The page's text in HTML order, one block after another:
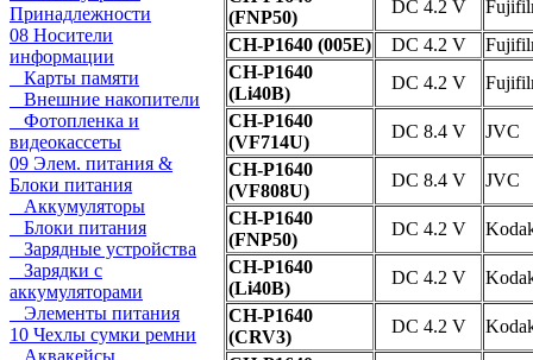
Принадлежности
08 Носители
информации
Карты памяти
Внешние накопители
Фотопленка и
видеокассеты
09 Элем. питания &
Блоки питания
Аккумуляторы
Блоки питания
Зарядные устройства
Зарядки с
аккумуляторами
Элементы питания
10 Чехлы сумки ремни
Аквакейсы
(FNP50)
DC 4.2 V
CH-P1640 (005E)
DC 4.2 V
CH-P1640
(Li40B)
DC 4.2 V
CH-P1640
(VF714U)
DC 8.4 V
JVC
CH-P1640
(VF808U)
DC 8.4 V
JVC
CH-P1640
(FNP50)
DC 4.2 V
CH-P1640
(Li40B)
DC 4.2 V
CH-P1640
(CRV3)
DC 4.2 V